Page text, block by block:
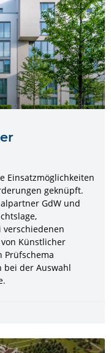
Einsatzmöglichkeiten
geknüpft.
GdW und
Künstlicher
Prüfschema
der Auswahl